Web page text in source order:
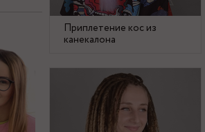
Приплетение кос из
канекалона